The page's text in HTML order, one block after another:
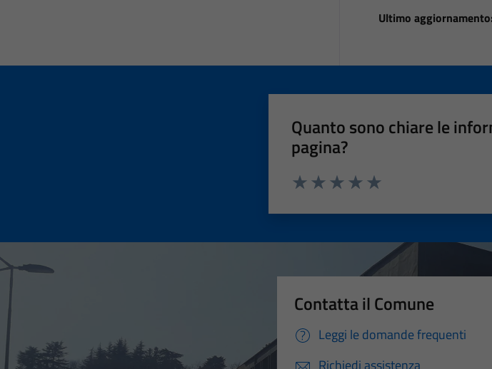
Ultimo aggiornamento:
Quanto sono chiare le
pagina?
Contatta il Comune
Leggi le domande frequenti